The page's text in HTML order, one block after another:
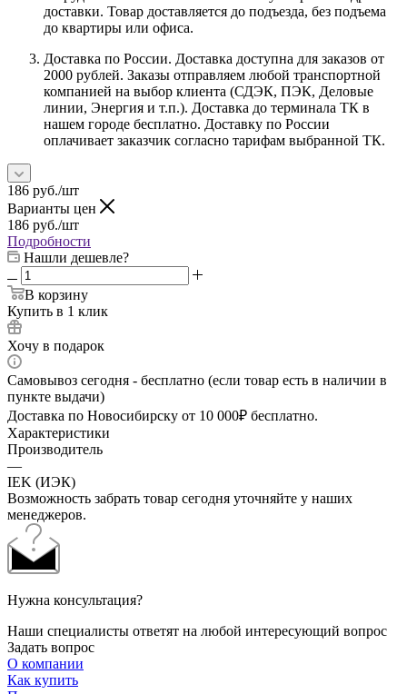
доставки. Товар доставляется до подъезда, без подъема
до квартиры или офиса.
Доставка по России. Доставка доступна для заказов от
2000 рублей. Заказы отправляем любой транспортной
компанией на выбор клиента (СДЭК, ПЭК, Деловые
линии, Энергия и т.п.). Доставка до терминала ТК в
нашем городе бесплатно. Доставку по России
оплачивает заказчик согласно тарифам выбранной ТК.
186 руб./шт
Варианты цен
186 руб./шт
Подробности
Нашли дешевле?
В корзину
Купить в 1 клик
Хочу в подарок
Самовывоз сегодня - бесплатно (если товар есть в наличии в
пункте выдачи)
Доставка по Новосибирску от 10 000₽ бесплатно.
Характеристики
Производитель
—
IEK (ИЭК)
Возможность забрать товар сегодня уточняйте у наших
менеджеров.
Нужна консультация?
Наши специалисты ответят на любой интересующий вопрос
Задать вопрос
О компании
Как купить